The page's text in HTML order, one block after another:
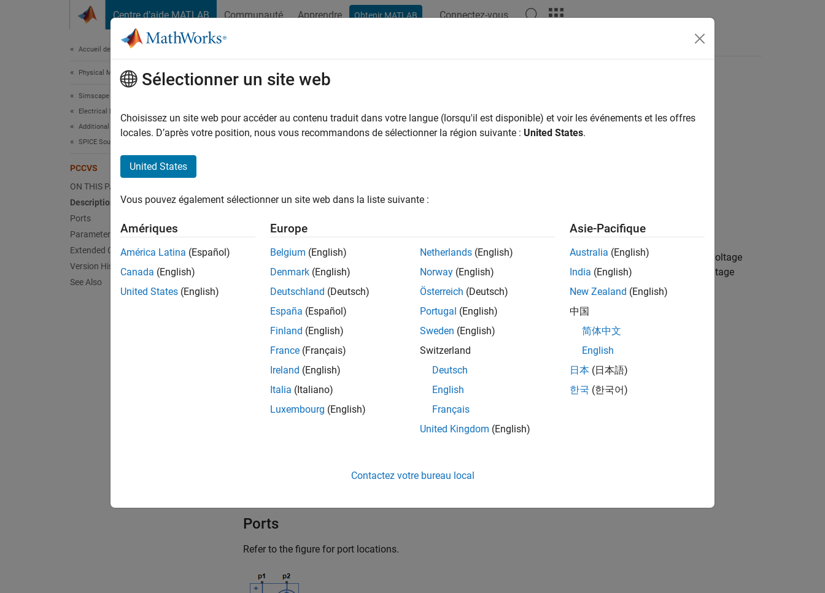
Centre d’aide MATLAB Communauté Apprendre Obtenir MATLAB Connectez-vous
Accueil de la documentation
Physical Modeling
Simscape Electrical
Electrical Block Libraries
Additional Components
SPICE Sources
PCCVS
ON THIS PAGE
Description
Ports
Parameters
Extended Capabilities
Version History
See Also
PCCVS
Polynomial current-controlled voltage source
Description
PCCVS(Polynomial Current-Controlled Voltage Source) block represents a voltage source whose output voltage
value is a polynomial function of the current through the input ports. The following equations describe the voltage
across the source as a function of time:
If you specify ann-element vector of polynomial coefficients for the Polynomial coefficients
out=p(0)+p (1 (n) *Iinn
If you specify a scalar coefficient for thePolynomial coefficients parameter:
Ports
Refer to the figure for port locations.
Sélectionner un site web
Choisissez un site web pour accéder au contenu traduit dans votre langue (lorsqu'il est disponible) et voir les événements et les offres
locales. D’après votre position, nous vous recommandons de sélectionner la région suivante : United States.
United States
Vous pouvez également sélectionner un site web dans la liste suivante :
Amériques
América Latina (Español)
Canada (English)
United States (English)
Europe
Belgium (English)
Denmark (English)
Deutschland (Deutsch)
España (Español)
Finland (English)
France (Français)
Ireland (English)
Italia (Italiano)
Luxembourg (English)
Netherlands (English)
Norway (English)
Österreich (Deutsch)
Portugal (English)
Sweden (English)
Switzerland
Deutsch
English
Français
United Kingdom (English)
Asie-Pacifique
Australia (English)
India (English)
New Zealand (English)
中国
简体中文
English
日本 (日本語)
한국 (한국어)
Contactez votre bureau local